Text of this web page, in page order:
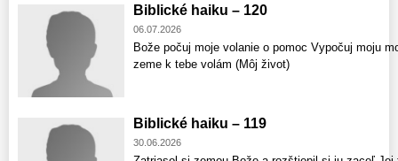
Biblické haiku – 120
06.07.2026
Bože počuj moje volanie o pomoc Vypočuj moju
zeme k tebe volám (Môj život)
Biblické haiku – 119
30.06.2026